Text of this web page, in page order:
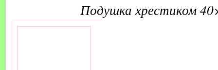
подушка хрестиком